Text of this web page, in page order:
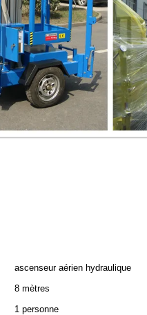
ascenseur aérien hydraulique
8 mètres
1 personne